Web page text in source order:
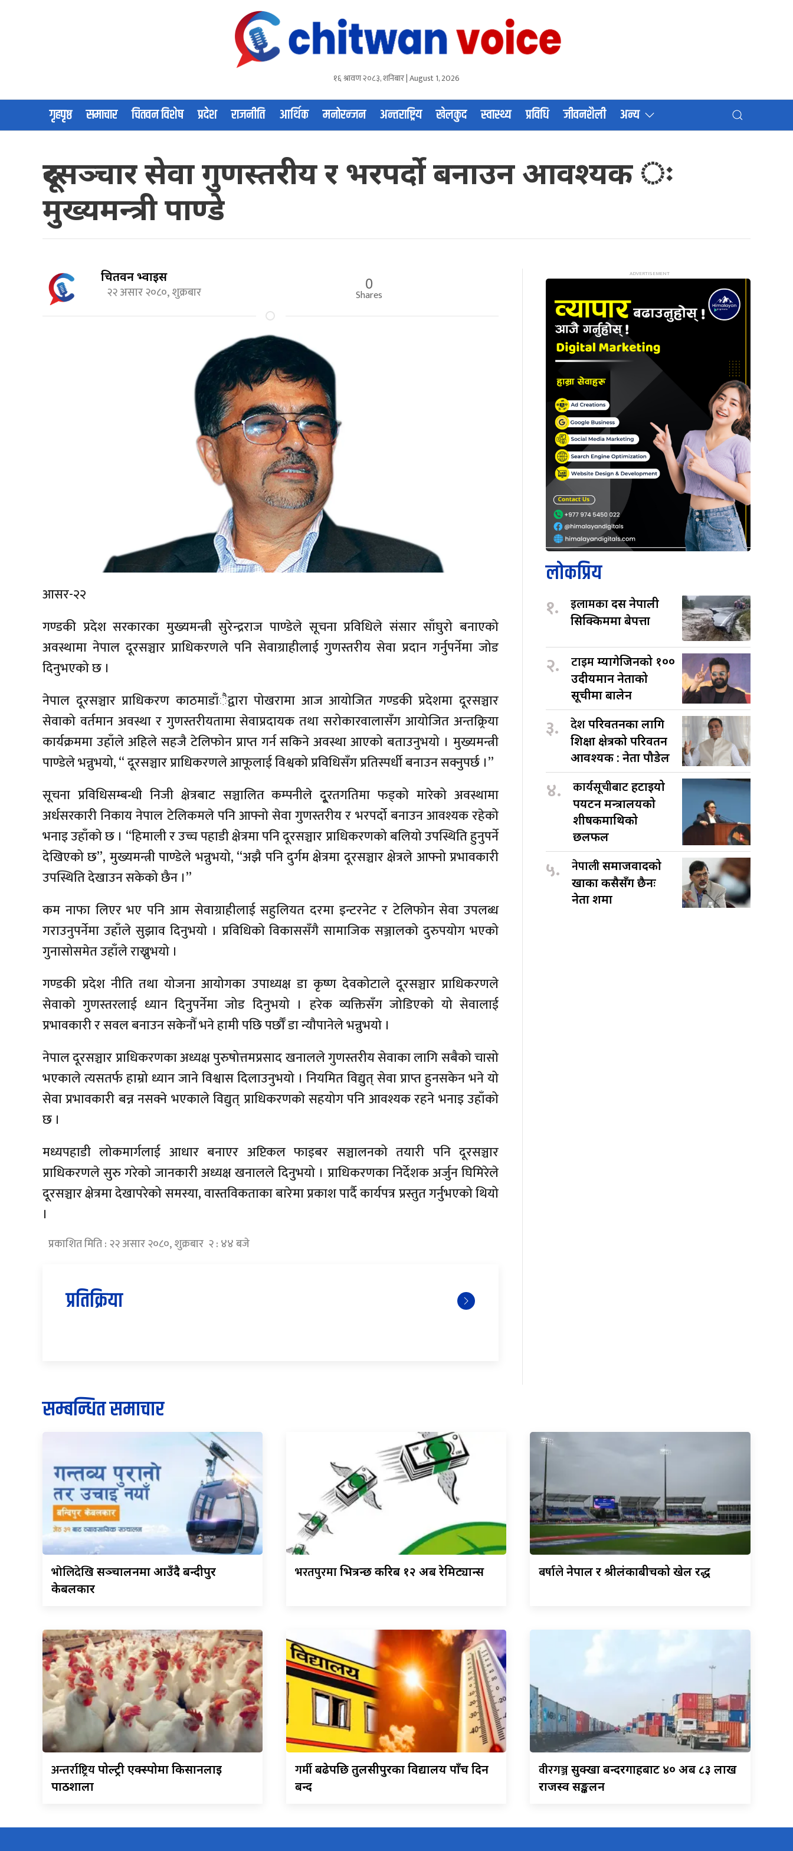
१६ श्रावण २०८३, शनिबार | August 1, 2026
गृहपृष्ठ समाचार चितवन विशेष प्रदेश राजनीति आर्थिक मनोरन्जन अन्तराष्ट्रिय खेलकुद स्वास्थ्य प्रविधि जीवनशैली अन्य
दूरसञ्चार सेवा गुणस्तरीय र भरपर्दो बनाउन आवश्यक ः
मुख्यमन्त्री पाण्डे
चितवन भ्वाईस
२२ असार २०८०, शुक्रबार
0
Shares
आसर-२२
गण्डकी प्रदेश सरकारका मुख्यमन्त्री सुरेन्द्रराज पाण्डेले सूचना प्रविधिले संसार साँघुरो बनाएको
अवस्थामा नेपाल दूरसञ्चार प्राधिकरणले पनि सेवाग्राहीलाई गुणस्तरीय सेवा प्रदान गर्नुपर्नेमा जोड
दिनुभएको छ ।
नेपाल दूरसञ्चार प्राधिकरण काठमाडाँैद्वारा पोखरामा आज आयोजित गण्डकी प्रदेशमा दूरसञ्चार
सेवाको वर्तमान अवस्था र गुणस्तरीयतामा सेवाप्रदायक तथा सरोकारवालासँग आयोजित अन्तक्र्रिया
कार्यक्रममा उहाँले अहिले सहजै टेलिफोन प्राप्त गर्न सकिने अवस्था आएको बताउनुभयो । मुख्यमन्त्री
पाण्डेले भन्नुभयो, “ दूरसञ्चार प्राधिकरणले आफूलाई विश्वको प्रविधिसँग प्रतिस्पर्धी बनाउन सक्नुपर्छ ।”
सूचना प्रविधिसम्बन्धी निजी क्षेत्रबाट सञ्चालित कम्पनीले दू्रतगतिमा फड्को मारेको अवस्थामा
अर्धसरकारी निकाय नेपाल टेलिकमले पनि आफ्नो सेवा गुणस्तरीय र भरपर्दो बनाउन आवश्यक रहेको
भनाइ उहाँको छ । “हिमाली र उच्च पहाडी क्षेत्रमा पनि दूरसञ्चार प्राधिकरणको बलियो उपस्थिति हुनुपर्ने
देखिएको छ”, मुख्यमन्त्री पाण्डेले भन्नुभयो, “अझै पनि दुर्गम क्षेत्रमा दूरसञ्चार क्षेत्रले आफ्नो प्रभावकारी
उपस्थिति देखाउन सकेको छैन ।”
कम नाफा लिएर भए पनि आम सेवाग्राहीलाई सहुलियत दरमा इन्टरनेट र टेलिफोन सेवा उपलब्ध
गराउनुपर्नेमा उहाँले सुझाव दिनुभयो । प्रविधिको विकाससँगै सामाजिक सञ्जालको दुरुपयोग भएको
गुनासोसमेत उहाँले राख्नुभयो ।
गण्डकी प्रदेश नीति तथा योजना आयोगका उपाध्यक्ष डा कृष्ण देवकोटाले दूरसञ्चार प्राधिकरणले
सेवाको गुणस्तरलाई ध्यान दिनुपर्नेमा जोड दिनुभयो । हरेक व्यक्तिसँग जोडिएको यो सेवालाई
प्रभावकारी र सवल बनाउन सकेनौँ भने हामी पछि पर्छौँ डा न्यौपानेले भन्नुभयो ।
नेपाल दूरसञ्चार प्राधिकरणका अध्यक्ष पुरुषोत्तमप्रसाद खनालले गुणस्तरीय सेवाका लागि सबैको चासो
भएकाले त्यसतर्फ हाम्रो ध्यान जाने विश्वास दिलाउनुभयो । नियमित विद्युत् सेवा प्राप्त हुनसकेन भने यो
सेवा प्रभावकारी बन्न नसक्ने भएकाले विद्युत् प्राधिकरणको सहयोग पनि आवश्यक रहने भनाइ उहाँको
छ ।
मध्यपहाडी लोकमार्गलाई आधार बनाएर अप्टिकल फाइबर सञ्चालनको तयारी पनि दूरसञ्चार
प्राधिकरणले सुरु गरेको जानकारी अध्यक्ष खनालले दिनुभयो । प्राधिकरणका निर्देशक अर्जुन घिमिरेले
दूरसञ्चार क्षेत्रमा देखापरेको समस्या, वास्तविकताका बारेमा प्रकाश पार्दै कार्यपत्र प्रस्तुत गर्नुभएको थियो
।
प्रकाशित मिति : २२ असार २०८०, शुक्रबार २ : ४४ बजे
प्रतिक्रिया
लोकप्रिय
१. इलामकादस नेपाली
सिक्किममा बेपत्ता
२. टाइमम्यागेजिनको १००
उदीयमान नेताको
सूचीमा बालेन
३. देशपरिवर्तनका लागि
शिक्षा क्षेत्रको परिवर्तन
आवश्यक : नेता पौडेल
४. कार्यसूचीबाटहटाइयो
पर्यटन मन्त्रालयको
शीर्षकमाथिको
छलफल
५. नेपालीसमाजवादको
खाका कसैसँग छैनः
नेता शर्मा
सम्बन्धित समाचार
भोलिदेखिसञ्चालनमा आउँदै बन्दीपुर
केबलकार
भरतपुरमाभित्रन्छ करिब १२ अर्ब रेमिट्यान्स बर्षालेनेपाल र श्रीलंकाबीचको खेल रद्ध
अन्तर्राष्ट्रियपोल्ट्री एक्स्पोमा किसानलाई
पाठशाला
गर्मीबढेपछि तुलसीपुरका विद्यालय पाँच दिन
बन्द
वीरगञ्जसुक्खा बन्दरगाहबाट ४० अर्ब ८३ लाख
राजस्व सङ्कलन